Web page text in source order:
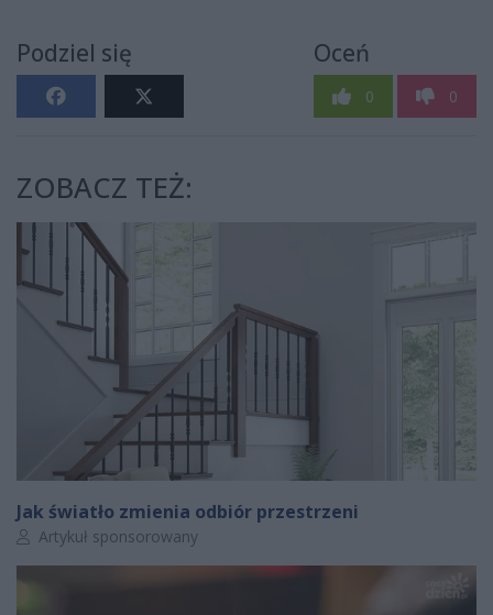
Podziel się Oceń
0 0
ZOBACZ TEŻ:
Jak światło zmienia odbiór przestrzeni
Autor artykułu:
Artykuł sponsorowany